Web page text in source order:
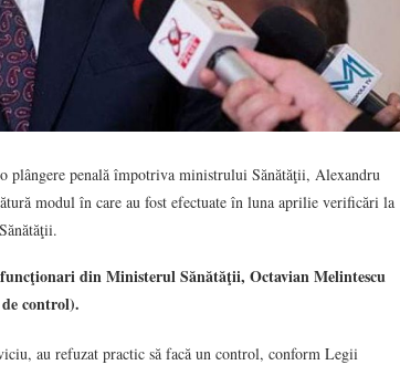
plângere penală împotriva ministrului Sănătăţii, Alexandru
modul în care au fost efectuate în luna aprilie verificări la
din Ministerul Sănătăţii, Octavian Melintescu
control).
au refuzat practic să facă un control, conform Legii